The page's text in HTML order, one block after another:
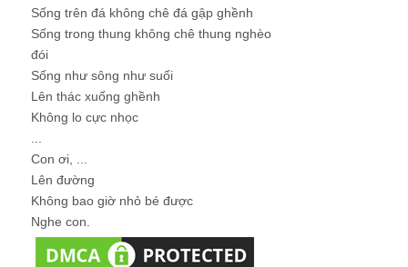
Sống trên đá không chê đá gập ghềnh
Sống trong thung không chê thung nghèo
đói
Sống như sông như suối
Lên thác xuống ghềnh
Không lo cực nhọc
Con ơi, ...
Lên đường
Không bao giờ nhỏ bé được
Nghe con.